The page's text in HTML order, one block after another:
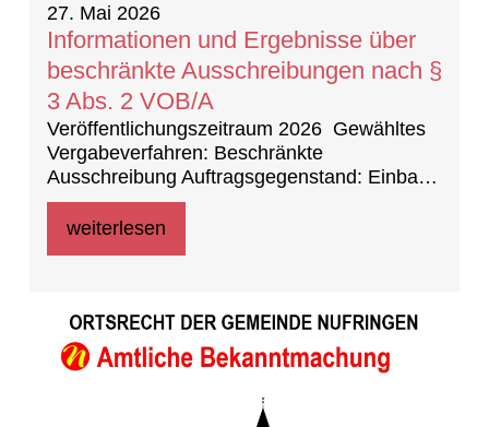
27. Mai 2026
Informationen und Ergebnisse über
beschränkte Ausschreibungen nach §
3 Abs. 2 VOB/A
Veröffentlichungszeitraum 2026 Gewähltes
Vergabeverfahren: Beschränkte
Ausschreibung Auftragsgegenstand: Einbau
Klimageräte in der Grundschule im
Wiesengrund
weiterlesen